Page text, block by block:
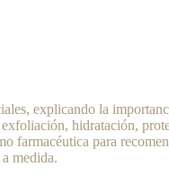
explicando la
hidratación,
farmacéutica para
medida.